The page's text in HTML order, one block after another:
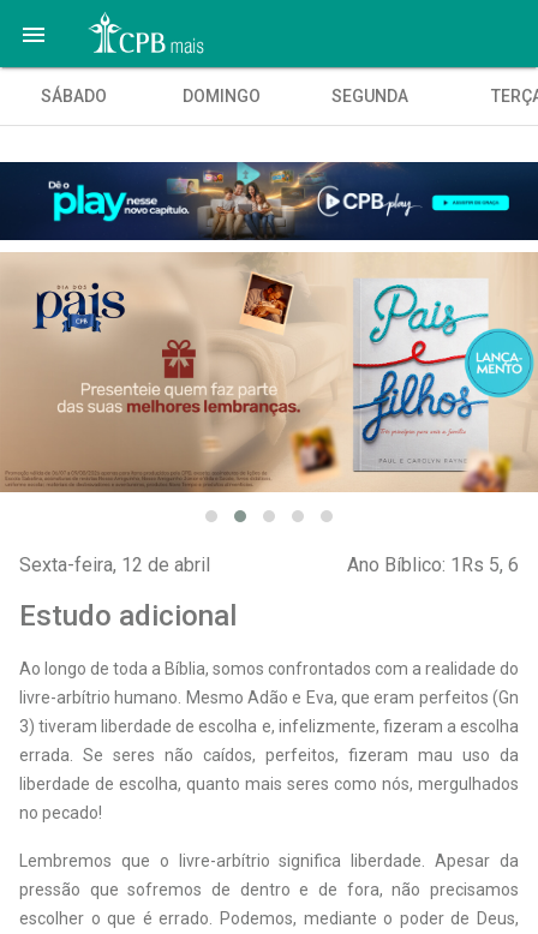

SÁBADO DOMINGO SEGUNDA
Sexta-feira, 12 de abril Ano Bíblico: 1Rs 5, 6
Estudo adicional
Ao longo de toda a Bíblia, somos confrontados com a realidade do
livre-­arbítrio humano. Mesmo Adão e Eva, que eram perfeitos (Gn
3) tiveram liberdade de escolha e, infelizmente, fizeram a escolha
errada. Se seres não caídos, perfeitos, fizeram mau uso da
liberdade de escolha, quanto mais seres como nós, mergulhados
no pecado!
Lembremos que o livre-arbítrio significa liberdade. Apesar da
pressão que sofremos de dentro e de fora, não precisamos
escolher o que é errado. Podemos, mediante o poder de Deus,